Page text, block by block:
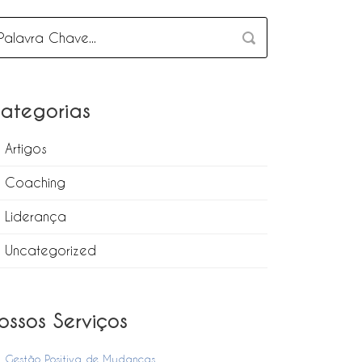
Artigos
Coaching
Liderança
Uncategorized
Serviços
Gestão Positiva de Mudanças